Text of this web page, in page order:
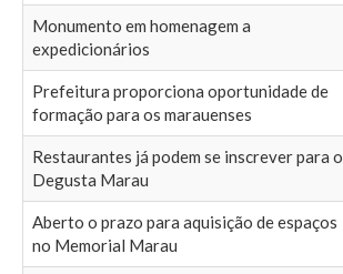
Monumento em homenagem a
expedicionários
Prefeitura proporciona oportunidade de
formação para os marauenses
Restaurantes já podem se inscrever para o
Degusta Marau
Aberto o prazo para aquisição de espaços
no Memorial Marau